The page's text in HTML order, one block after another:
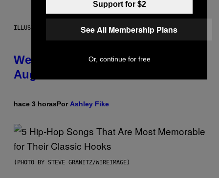
ILLUSTRATION BY REESA
Weekly Horoscope: August 9-
August 15
hace 3 horasPorAshley Fike
(PHOTO BY STEVE GRANITZ/WIREIMAGE)
Support for $2
See All Membership Plans
Or, continue for free